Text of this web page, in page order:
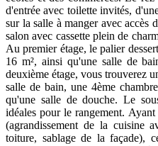
d'entrée avec toilette invités,
sur la salle à manger avec accès
salon avec cassette plein de
Au premier étage, le palier
16 m², ainsi qu'une salle de
deuxième étage, vous trouverez
salle de bain, une 4ème
qu'une salle de douche. Le
idéales pour le rangement.
(agrandissement de la cuisine
toiture, sablage de la façade),